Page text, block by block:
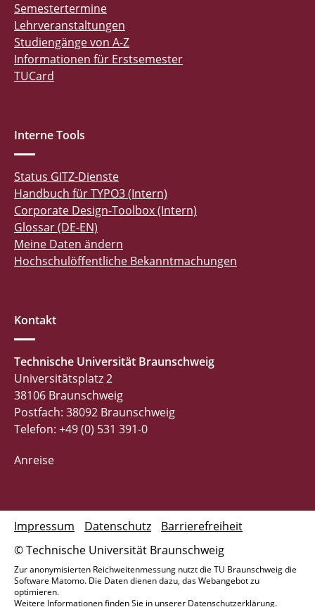
Semestertermine
Lehrveranstaltungen
Studiengänge von A-Z
Informationen für Erstsemester
TUCard
Interne Tools
Status GITZ-Dienste
Handbuch für TYPO3 (Intern)
Corporate Design-Toolbox (Intern)
Glossar (DE-EN)
Meine Daten ändern
Hochschulöffentliche Bekanntmachungen
Kontakt
Technische Universität Braunschweig
Universitätsplatz 2
38106 Braunschweig
Postfach: 38092 Braunschweig
Telefon: +49 (0) 531 391-0
Anreise
© Technische Universität Braunschweig
Impressum Datenschutz Barrierefreiheit
Zur anonymisierten Reichweitenmessung nutzt die TU Braunschweig die
Software Matomo. Die Daten dienen dazu, das Webangebot zu
optimieren.
Weitere Informationen finden Sie in unserer Datenschutzerklärung.